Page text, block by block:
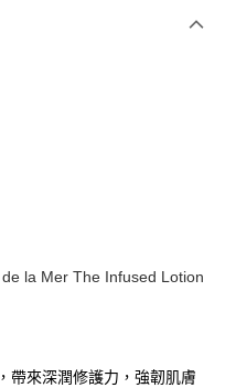
運費
la Mer The Infused Lotion
帶來深潤修護力，強韌肌膚